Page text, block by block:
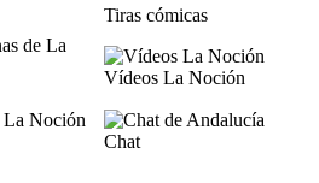
Tiras cómicas
Vídeos La Noción
Chat